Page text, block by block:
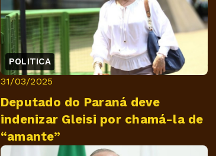
POLITICA
31/03/2025
Deputado do Paraná deve
indenizar Gleisi por chamá-la de
“amante”